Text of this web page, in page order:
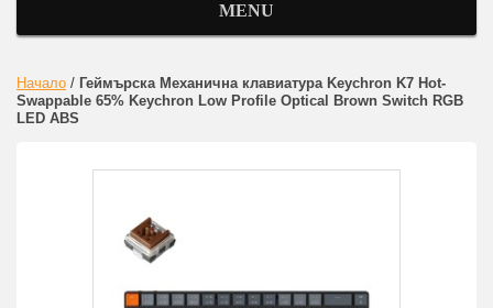
MENU
Начало / Геймърска Механична клавиатура Keychron K7 Hot-
Swappable 65% Keychron Low Profile Optical Brown Switch RGB
LED ABS